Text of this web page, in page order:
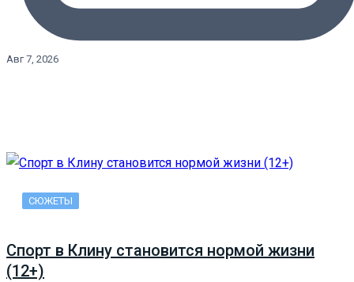
Авг 7, 2026
СЮЖЕТЫ
Спорт в Клину становится нормой жизни
(12+)